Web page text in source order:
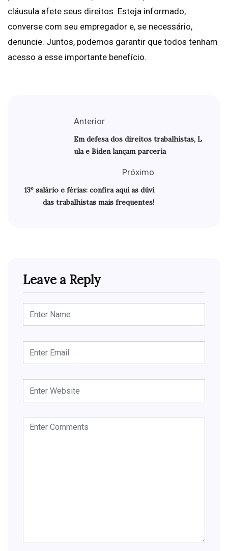
cláusula afete seus direitos. Esteja informado,
converse com seu empregador e, se necessário,
denuncie. Juntos, podemos garantir que todos tenham
acesso a esse importante benefício.
Anterior
Em defesa dos direitos trabalhistas, L
ula e Biden lançam parceria
Próximo
13º salário e férias: confira aqui as dúvi
das trabalhistas mais frequentes!
Leave a Reply